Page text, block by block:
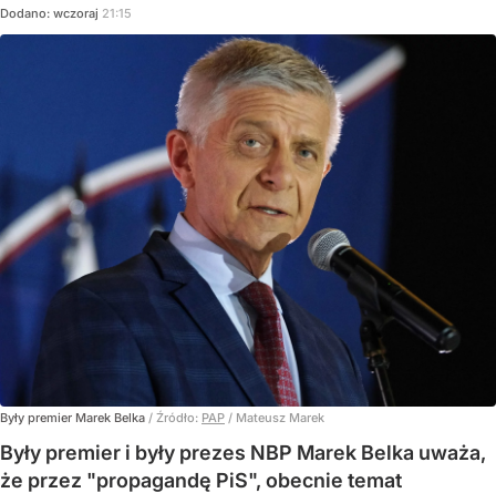
Dodano: wczoraj 21:15
Były premier Marek Belka / Źródło: PAP / Mateusz Marek
Były premier i były prezes NBP Marek Belka uważa,
że przez "propagandę PiS", obecnie temat